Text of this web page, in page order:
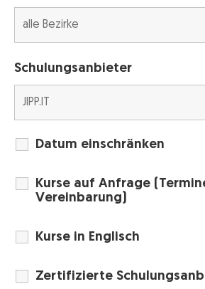
Schulungsanbieter
Datum einschränken
Kurse auf Anfrage
Vereinbarung)
Kurse in Englisch
Zertifizierte